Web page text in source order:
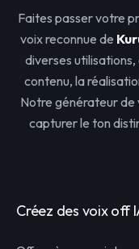
Faites passer votre
voix reconnue de
diverses
contenu, la
Notre générateur de
capturer le ton
Créez des voix off